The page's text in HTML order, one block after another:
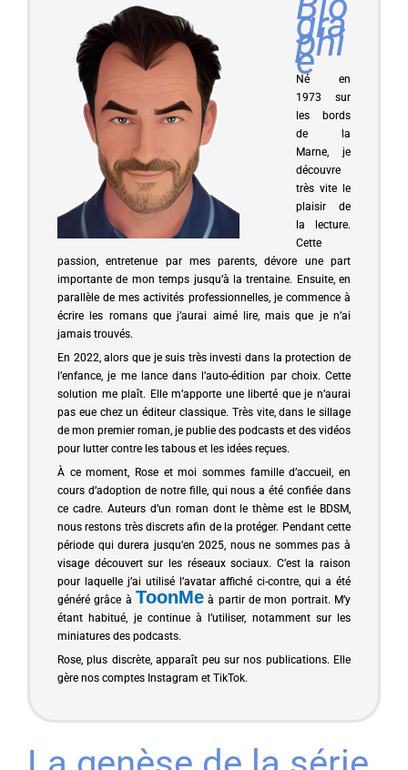
gra
phi
e
Né en
1973 sur
les bords
de la
Marne, je
découvre
très vite le
plaisir de
la lecture.
Cette
passion, entretenue par mes parents, dévore une part
importante de mon temps jusqu’à la trentaine. Ensuite, en
parallèle de mes activités professionnelles, je commence à
écrire les romans que j’aurai aimé lire, mais que je n’ai
jamais trouvés.
En 2022, alors que je suis très investi dans la protection de
l’enfance, je me lance dans l’auto-édition par choix. Cette
solution me plaît. Elle m’apporte une liberté que je n’aurai
pas eue chez un éditeur classique. Très vite, dans le sillage
de mon premier roman, je publie des podcasts et des vidéos
pour lutter contre les tabous et les idées reçues.
À ce moment, Rose et moi sommes famille d’accueil, en
cours d’adoption de notre fille, qui nous a été confiée dans
ce cadre. Auteurs d’un roman dont le thème est le BDSM,
nous restons très discrets afin de la protéger. Pendant cette
période qui durera jusqu’en 2025, nous ne sommes pas à
visage découvert sur les réseaux sociaux. C’est la raison
pour laquelle j’ai utilisé l’avatar affiché ci-contre, qui a été
généré grâce à ToonMe à partir de mon portrait. M’y
étant habitué, je continue à l’utiliser, notamment sur les
miniatures des podcasts.
Rose, plus discrète, apparaît peu sur nos publications. Elle
gère nos comptes Instagram et TikTok.